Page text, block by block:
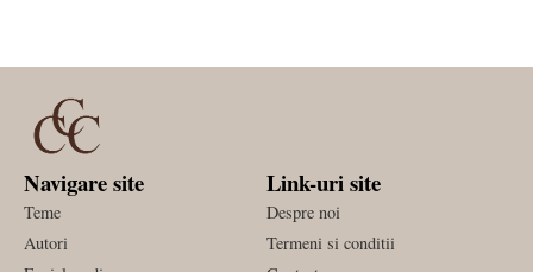
Navigare site
Teme
Autori
Link-uri site
Despre noi
Termeni si conditii